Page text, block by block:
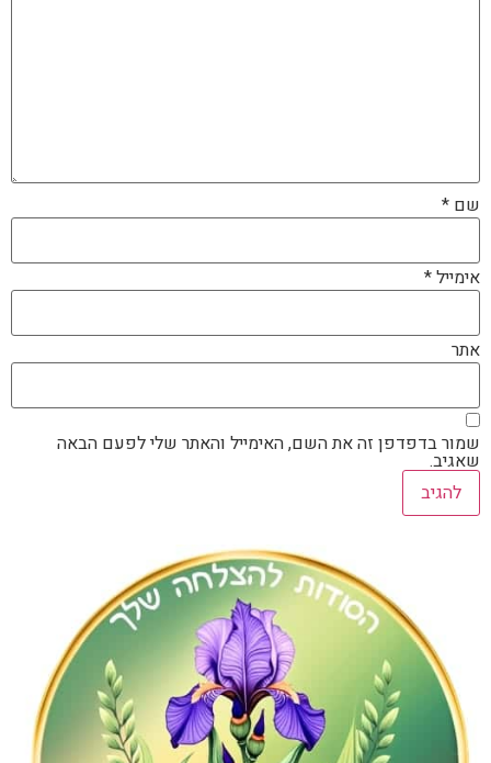
שם *
אימייל*
אתר
שמור בדפדפן זה את השם, האימייל והאתר שלי לפעם הבאה
שאגיב.